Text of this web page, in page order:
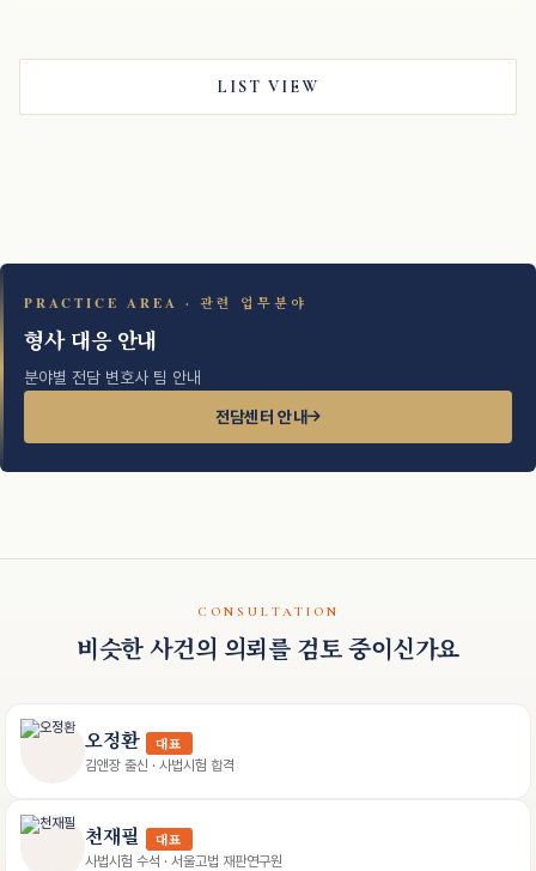
LIST VIEW
PRACTICE AREA · 관련 업무분야
형사 대응 안내
분야별 전담 변호사 팀 안내
전담센터 안내
CONSULTATION
비슷한 사건의 의뢰를 검토 중이신가요
오정환 대표
김앤장 출신 · 사법시험 합격
천재필 대표
사법시험 수석 · 서울고법 재판연구원